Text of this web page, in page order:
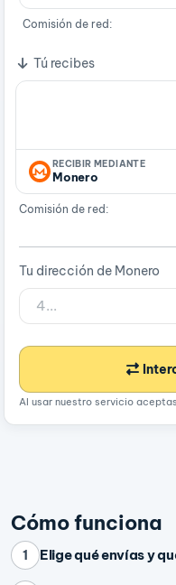
Comisión de red:
Tú recibes
RECIBIR MEDIANTE
Monero
Comisión de red:
Tu dirección de Monero
Al usar nuestro servicio
Cómo funciona
1 Elige qué envías y